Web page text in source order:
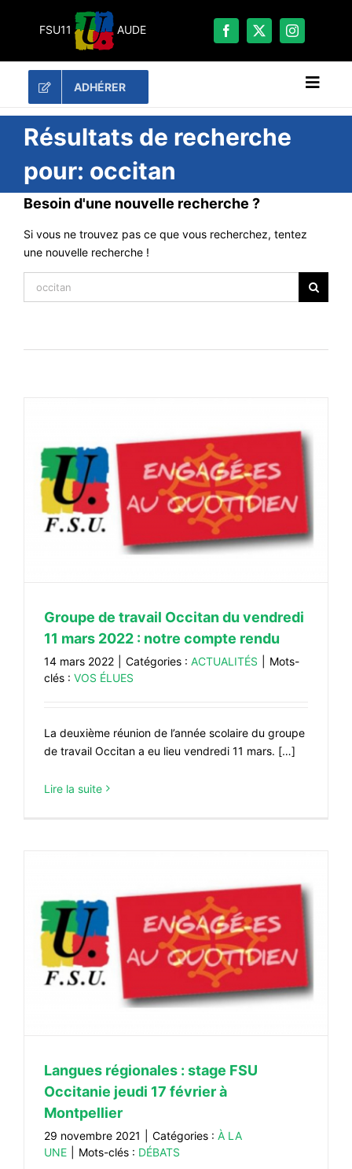
FSU11 AUDE
ADHÉRER
RECHERCHER:
#ACTUALITÉS
LA FSU 11
#COMMUNIQUÉS
#ÉLECTIONS
#MÉDIAS
#DÉBATS
#PRESSE
Résultats de recherche
pour: occitan
Besoin d'une nouvelle recherche ?
Si vous ne trouvez pas ce que vous recherchez, tentez
une nouvelle recherche !
Groupe de travail Occitan du vendredi
11 mars 2022 : notre compte rendu
14 mars 2022 Catégories : ACTUALITÉS
Mots-
clés : VOS ÉLUES
La deuxième réunion de l’année scolaire du groupe
de travail Occitan a eu lieu vendredi 11 mars. […]
Lire la suite
Langues régionales : stage FSU
Occitanie jeudi 17 février à
Montpellier
29 novembre 2021 Catégories : À LA
UNE
Mots-clés : DÉBATS